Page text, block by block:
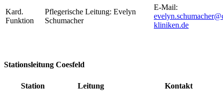
Kard.
Funktion
Pflegerische Leitung: Evelyn
Schumacher
E-Mail:
kliniken.de
Stationsleitung Coesfeld
Station Leitung Kontakt